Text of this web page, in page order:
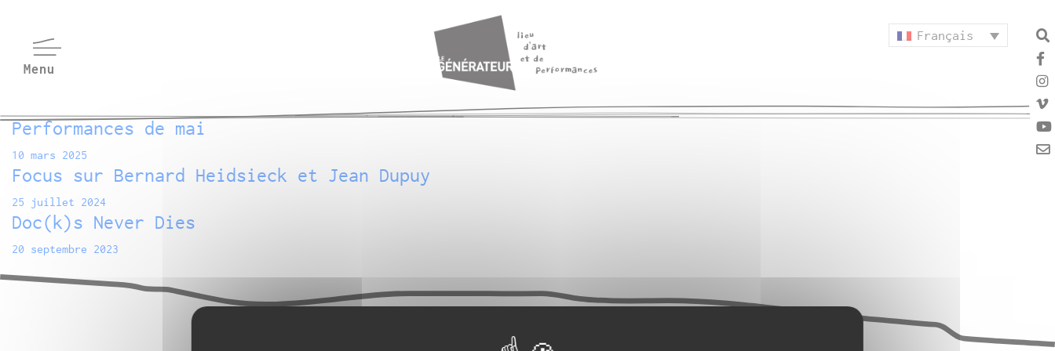
Français
Performances de mai
10 mars 2025
Focus sur Bernard Heidsieck et Jean Dupuy
25 juillet 2024
Doc(k)s Never Dies
20 septembre 2023